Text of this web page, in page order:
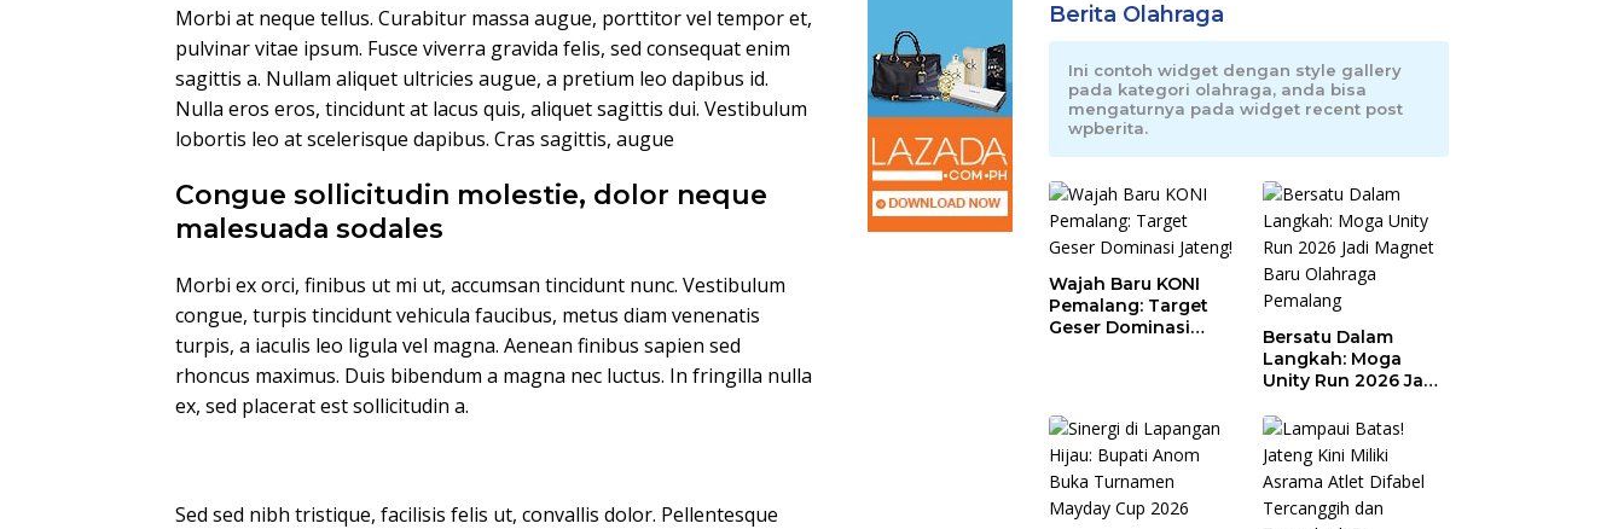
Morbi at neque tellus. Curabitur massa augue, porttitor vel tempor et,
pulvinar vitae ipsum. Fusce viverra gravida felis, sed consequat enim
sagittis a. Nullam aliquet ultricies augue, a pretium leo dapibus id.
Nulla eros eros, tincidunt at lacus quis, aliquet sagittis dui. Vestibulum
lobortis leo at scelerisque dapibus. Cras sagittis, augue
Congue sollicitudin molestie, dolor neque
malesuada sodales
Morbi ex orci, finibus ut mi ut, accumsan tincidunt nunc. Vestibulum
congue, turpis tincidunt vehicula faucibus, metus diam venenatis
turpis, a iaculis leo ligula vel magna. Aenean finibus sapien sed
rhoncus maximus. Duis bibendum a magna nec luctus. In fringilla nulla
ex, sed placerat est sollicitudin a.
Sed sed nibh tristique, facilisis felis ut, convallis dolor. Pellentesque
Berita Olahraga
Ini contoh widget dengan style gallery
pada kategori olahraga, anda bisa
mengaturnya pada widget recent post
wpberita.
Wajah Baru KONI
Pemalang: Target
Geser Dominasi
Bersatu Dalam
Langkah: Moga
Unity Run 2026 Jadi
Olahraga Pemalang